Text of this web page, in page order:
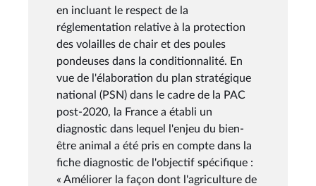
en incluant le respect de la
réglementation relative à la protection
des volailles de chair et des poules
pondeuses dans la conditionnalité. En
vue de l'élaboration du plan stratégique
national (PSN) dans le cadre de la PAC
post-2020, la France a établi un
diagnostic dans lequel l'enjeu du bien-
être animal a été pris en compte dans la
fiche diagnostic de l'objectif spécifique :
« Améliorer la façon dont l'agriculture de